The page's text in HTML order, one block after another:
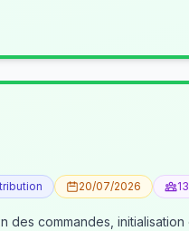
20/07/2026 13
commandes,